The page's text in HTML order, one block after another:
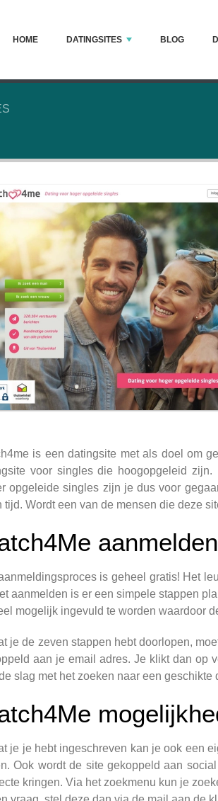
HOME DATINGSITES BLOG
is een datingsite met als doel om
voor singles die hoogopgeleid
opgeleide singles zijn je dus voor
tijd. Wordt een van de mensen die deze
aanmelden
is geheel gratis! Het
aanmelden is er een simpele stappen
mogelijk ingevuld te worden waardoor
je de zeven stappen hebt doorlopen,
aan je email adres. Je klikt dan op
slag met het zoeken naar een geschikte
je je hebt ingeschreven kan je ook een
Ook wordt de site gekoppeld aan
kringen. Via het zoekmenu kun je